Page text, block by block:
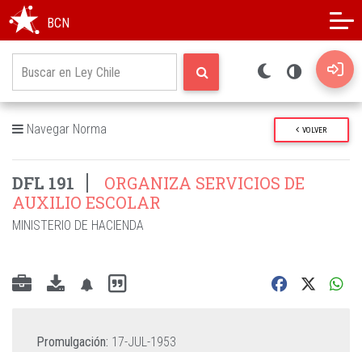
BCN
Navegar Norma VOLVER
DFL 191
ORGANIZA SERVICIOS DE
AUXILIO ESCOLAR
MINISTERIO DE HACIENDA
Promulgación: 17-JUL-1953